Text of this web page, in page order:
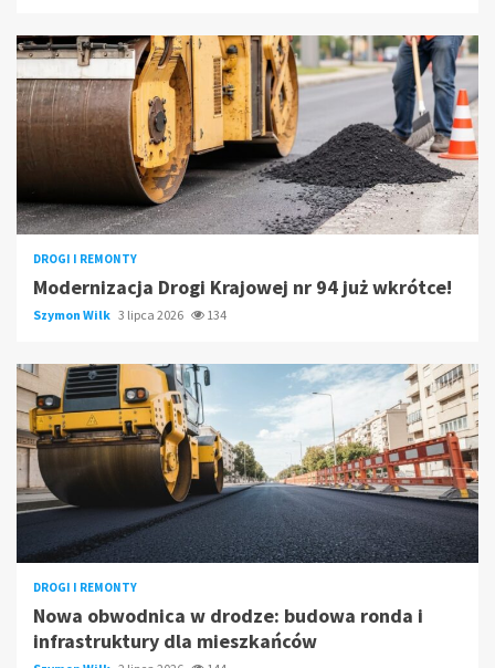
DROGI I REMONTY
Modernizacja Drogi Krajowej nr 94 już wkrótce!
Szymon Wilk 3 lipca 2026 134
DROGI I REMONTY
Nowa obwodnica w drodze: budowa ronda i
infrastruktury dla mieszkańców